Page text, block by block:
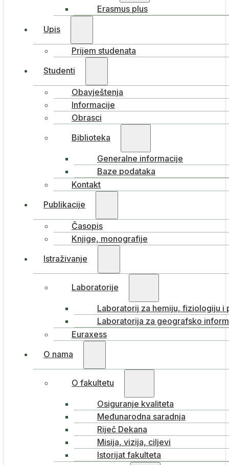
Erasmus plus
Upis
Prijem studenata
Studenti
Obavještenja
Informacije
Obrasci
Biblioteka
Generalne informacije
Baze podataka
Kontakt
Publikacije
Časopis
Knjige, monografije
Istraživanje
Laboratorije
Laboratorij za hemiju, fiziologiju i
Laboratorija za geografsko
Euraxess
O nama
O fakultetu
Osiguranje kvaliteta
Međunarodna saradnja
Riječ Dekana
Misija, vizija, ciljevi
Istorijat fakulteta